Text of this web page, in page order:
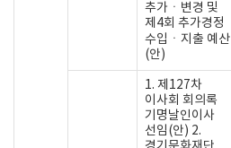
추가ㆍ변경 및
제4회 추가경정
수입ㆍ지출 예산
(안)
1. 제127차
이사회 회의록
기명날인이사
선임(안) 2.